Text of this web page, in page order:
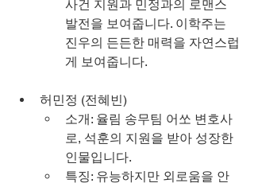
사건 지원과 민정과의 로맨스
발전을 보여줍니다. 이학주는
진우의 든든한 매력을 자연스럽
게 보여줍니다.
허민정 (전혜빈)
소개: 율림 송무팀 어쏘 변호사
로, 석훈의 지원을 받아 성장한
인물입니다.
특징: 유능하지만 외로움을 안